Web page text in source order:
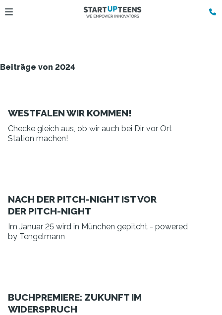
Beiträge von 2024
WESTFALEN WIR KOMMEN!
Checke gleich aus, ob wir auch bei Dir vor Ort
Station machen!
NACH DER PITCH-NIGHT IST VOR
DER PITCH-NIGHT
Im Januar 25 wird in München gepitcht - powered
by Tengelmann
BUCHPREMIERE: ZUKUNFT IM
WIDERSPRUCH